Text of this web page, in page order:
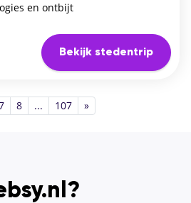
en ontbijt
Bekijk stedentrip
8 ... 107 »